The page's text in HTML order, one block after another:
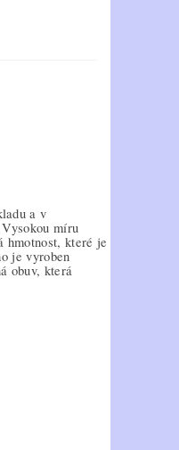
a v
míru
hmotnost, které je
je vyroben
obuv, která